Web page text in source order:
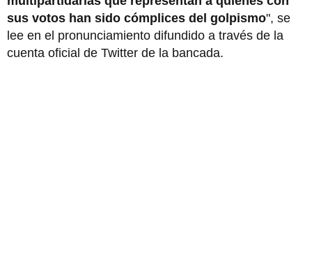
sus votos han sido cómplices del golpismo", se
lee en el pronunciamiento difundido a través de la
cuenta oficial de Twitter de la bancada.